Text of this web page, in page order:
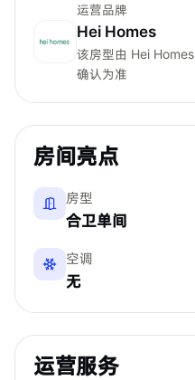
运营品牌
Hei Homes
该房型由 Hei Homes
确认为准
房间亮点
房型
合卫单间
空调
无
运营服务